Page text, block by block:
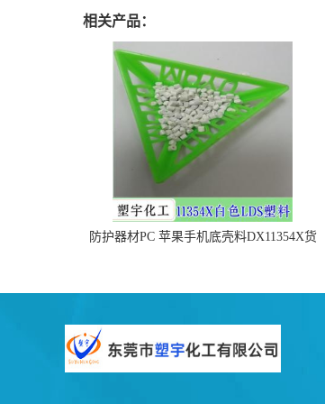
相关产品：
防护器材PC 苹果手机底壳料DX11354X货